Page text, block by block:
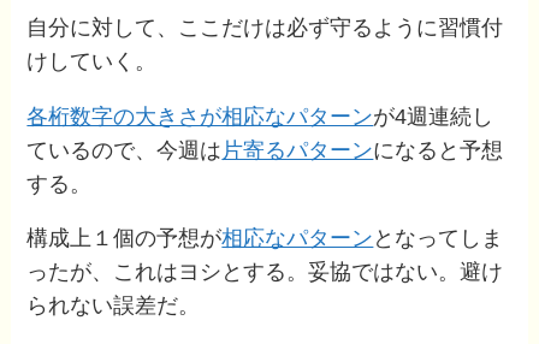
自分に対して、ここだけは必ず守るように習慣付
けしていく。
各桁数字の大きさが相応なパターンが4週連続し
ているので、今週は 片寄るパターンになると予想
する。
構成上１個の予想が相応なパターン となってしま
ったが、これはヨシとする。妥協ではない。避け
られない誤差だ。